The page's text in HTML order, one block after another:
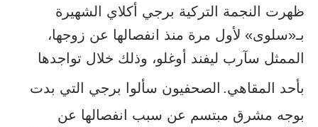
ظهرت النجمة التركية برجي أكلاي الشهيرة
بـ«سلوى» لأول مرة منذ انفصالها عن زوجها،
الممثل سآرب ليفند أوغلو، وذلك خلال تواجدها
بأحد المقاهي. الصحفيون سألوا برجي التي بدت
بوجه مشرق مبتسم عن سبب انفصالها عن